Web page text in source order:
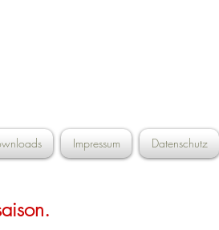
Impressum Datenschutz